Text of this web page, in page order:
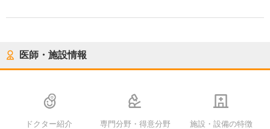
医師・施設情報
ドクター紹介 専門分野・得意分野 施設・設備の特徴